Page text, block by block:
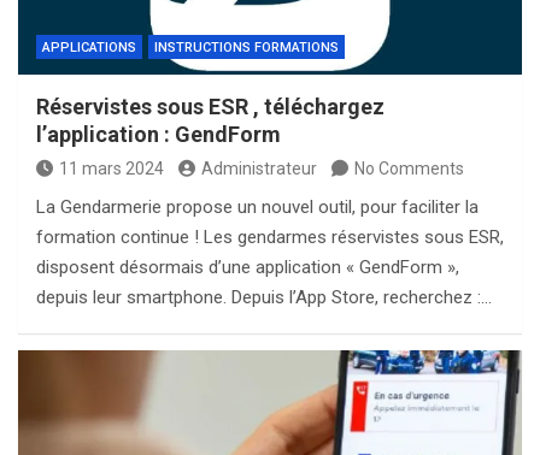
APPLICATIONS INSTRUCTIONS FORMATIONS
Réservistes sous ESR , téléchargez
l’application : GendForm
11 mars 2024 Administrateur No Comments
La Gendarmerie propose un nouvel outil, pour faciliter la
formation continue ! Les gendarmes réservistes sous ESR,
disposent désormais d’une application « GendForm »,
depuis leur smartphone. Depuis l’App Store, recherchez :…